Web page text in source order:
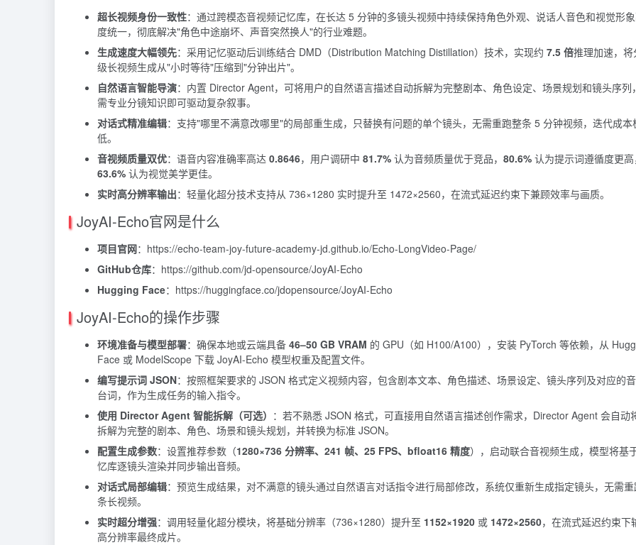
超长视频身份一致性：通过跨模态音视频记忆库，在长达 5 分钟的多镜头视频中持续保持角色外观、说话人音色和视觉形
度统一，彻底解决"角色中途崩坏、声音突然换人"的行业难题。
生成速度大幅领先：采用记忆驱动后训练结合 DMD（Distribution Matching Distillation）技术，实现约 7.5 倍推理加速，将
级长视频生成从"小时等待"压缩到"分钟出片"。
自然语言智能导演：内置 Director Agent，可将用户的自然语言描述自动拆解为完整剧本、角色设定、场景规划和镜头序列
需专业分镜知识即可驱动复杂叙事。
对话式精准编辑：支持"哪里不满意改哪里"的局部重生成，只替换有问题的单个镜头，无需重跑整条 5 分钟视频，迭代成本
低。
音视频质量双优：语音内容准确率高达 0.8646，用户调研中 81.7% 认为音频质量优于竞品， 80.6% 认为提示词遵循度更高
63.6% 认为视觉美学更佳。
实时高分辨率输出：轻量化超分技术支持从 736×1280 实时提升至 1472×2560，在流式延迟约束下兼顾效率与画质。
JoyAI-Echo官网是什么
项目官网：https://echo-team-joy-future-academy-jd.github.io/Echo-LongVideo-Page/
GitHub仓库：https://github.com/jd-opensource/JoyAI-Echo
Hugging Face：https://huggingface.co/jdopensource/JoyAI-Echo
JoyAI-Echo的操作步骤
环境准备与模型部署：确保本地或云端具备 46–50 GB VRAM 的 GPU（如 H100/A100），安装 PyTorch 等依赖，从
Face 或 ModelScope 下载 JoyAI-Echo 模型权重及配置文件。
编写提示词 JSON：按照框架要求的 JSON 格式定义视频内容，包含剧本文本、角色描述、场景设定、镜头序列及对应的
台词，作为生成任务的输入指令。
使用 Director Agent 智能拆解（可选） ：若不熟悉 JSON 格式，可直接用自然语言描述创作需求，Director Agent 会自动
拆解为完整的剧本、角色、场景和镜头规划，并转换为标准 JSON。
配置生成参数：设置推荐参数（1280×736 分辨率、241 帧、25 FPS、bfloat16 精度），启动联合音视频生成，模型将基
忆库逐镜头渲染并同步输出音频。
对话式局部编辑：预览生成结果，对不满意的镜头通过自然语言对话指令进行局部修改，系统仅重新生成指定镜头，无需
条长视频。
实时超分增强：调用轻量化超分模块，将基础分辨率（736×1280）提升至 1152×1920 或 1472×2560，在流式延迟约束下
高分辨率最终成片。